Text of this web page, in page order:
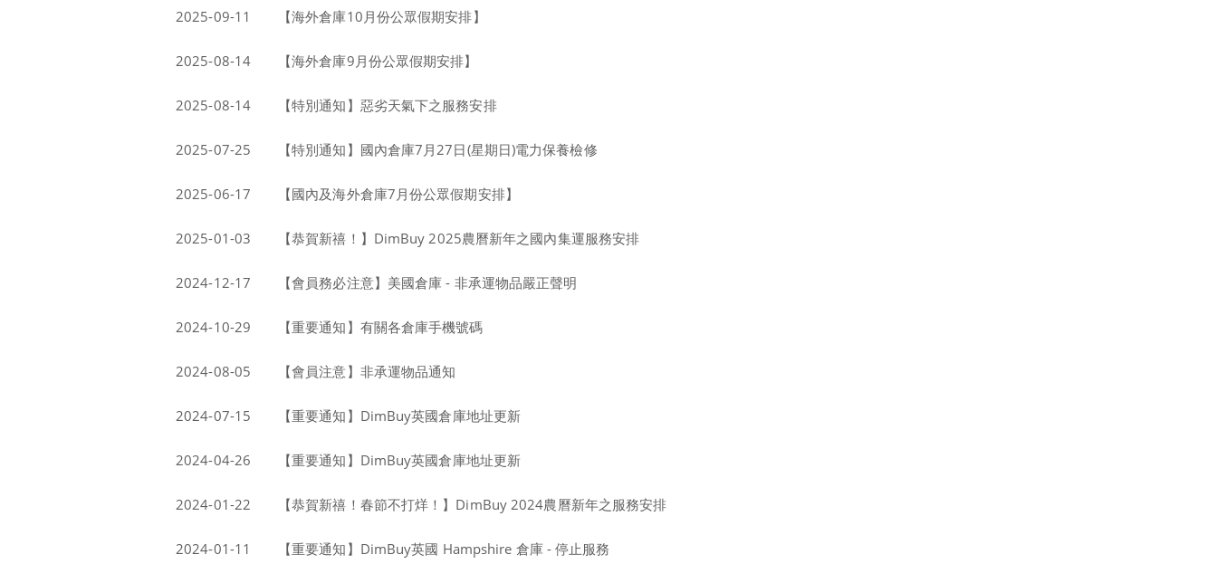
2025-09-11 【海外倉庫10月份公眾假期安排】
2025-08-14 【海外倉庫9月份公眾假期安排】
2025-08-14 【特別通知】惡劣天氣下之服務安排
2025-07-25 【特別通知】國內倉庫7月27日(星期日)電力保養檢修
2025-06-17 【國內及海外倉庫7月份公眾假期安排】
2025-01-03 【恭賀新禧！】DimBuy 2025農曆新年之國內集運服務安排
2024-12-17 【會員務必注意】美國倉庫 - 非承運物品嚴正聲明
2024-10-29 【重要通知】有關各倉庫手機號碼
2024-08-05 【會員注意】非承運物品通知
2024-07-15 【重要通知】DimBuy英國倉庫地址更新
2024-04-26 【重要通知】DimBuy英國倉庫地址更新
2024-01-22 【恭賀新禧！春節不打烊！】DimBuy 2024農曆新年之服務安排
2024-01-11 【重要通知】DimBuy英國 Hampshire 倉庫 - 停止服務